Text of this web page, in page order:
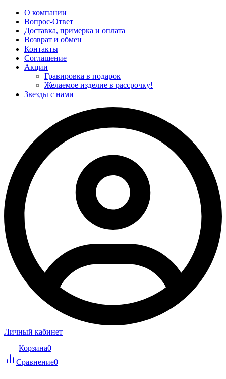
О компании
Вопрос-Ответ
Доставка, примерка и оплата
Возврат и обмен
Контакты
Соглашение
Акции
Гравировка в подарок
Желаемое изделие в рассрочку!
Звезды с нами
Личный кабинет
Корзина0
Сравнение0